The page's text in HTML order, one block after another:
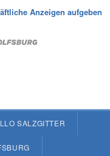
Anzeigen aufgeben
SALZGITTER